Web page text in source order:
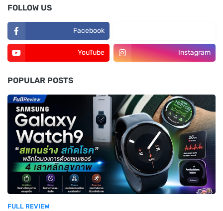
FOLLOW US
Facebook
YouTube Instagram
POPULAR POSTS
FULL REVIEW